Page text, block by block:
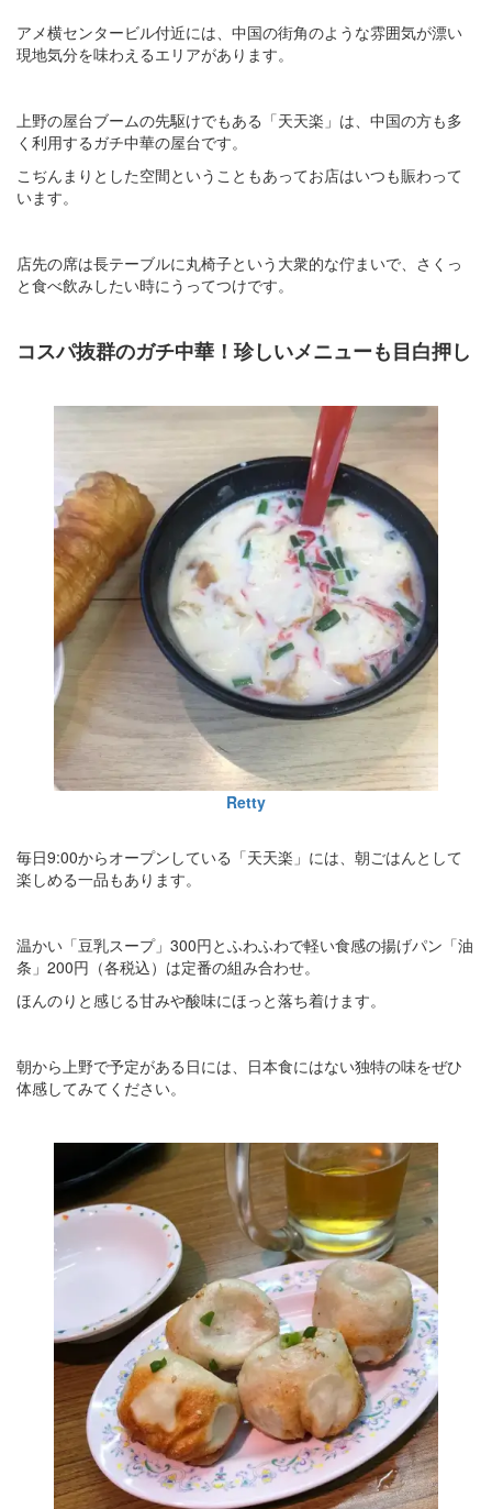
アメ横センタービル付近には、中国の街角のような雰囲気が漂い
現地気分を味わえるエリアがあります。
上野の屋台ブームの先駆けでもある「天天楽」は、中国の方も多
く利用するガチ中華の屋台です。
こぢんまりとした空間ということもあってお店はいつも賑わって
います。
店先の席は長テーブルに丸椅子という大衆的な佇まいで、さくっ
と食べ飲みしたい時にうってつけです。
コスパ抜群のガチ中華！珍しいメニューも目白押し
Retty
毎日9:00からオープンしている「天天楽」には、朝ごはんとして
楽しめる一品もあります。
温かい「豆乳スープ」300円とふわふわで軽い食感の揚げパン「油
条」200円（各税込）は定番の組み合わせ。
ほんのりと感じる甘みや酸味にほっと落ち着けます。
朝から上野で予定がある日には、日本食にはない独特の味をぜひ
体感してみてください。